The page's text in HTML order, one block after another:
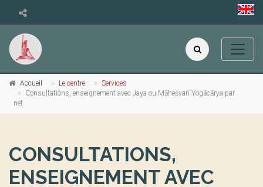
Accueil Le centre
Services
Consultations, enseignement avec Jaya ou Māheśvarī Yogācārya par
net
CONSULTATIONS,
ENSEIGNEMENT AVEC